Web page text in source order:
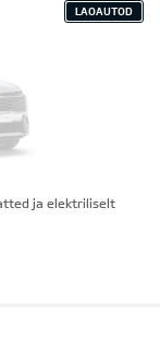
LAOAUTOD
ja elektriliselt